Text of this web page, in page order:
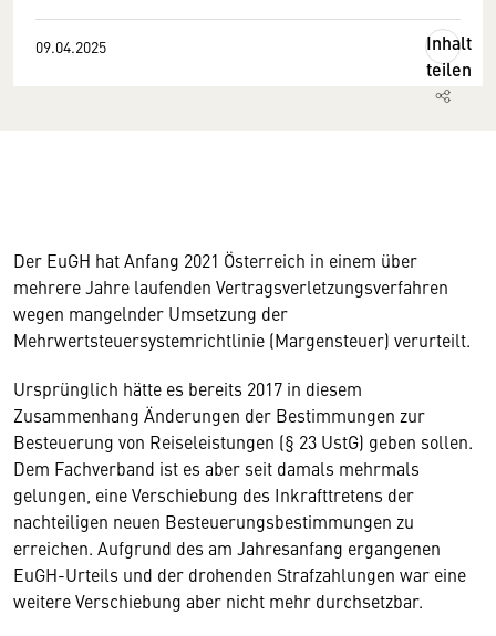
09.04.2025
Inhalt
teilen
Der EuGH hat Anfang 2021 Österreich in einem über
mehrere Jahre laufenden Vertragsverletzungsverfahren
wegen mangelnder Umsetzung der
Mehrwertsteuersystemrichtlinie (Margensteuer) verurteilt.
Ursprünglich hätte es bereits 2017 in diesem
Zusammenhang Änderungen der Bestimmungen zur
Besteuerung von Reiseleistungen (§ 23 UstG) geben sollen.
Dem Fachverband ist es aber seit damals mehrmals
gelungen, eine Verschiebung des Inkrafttretens der
nachteiligen neuen Besteuerungsbestimmungen zu
erreichen. Aufgrund des am Jahresanfang ergangenen
EuGH-Urteils und der drohenden Strafzahlungen war eine
weitere Verschiebung aber nicht mehr durchsetzbar.